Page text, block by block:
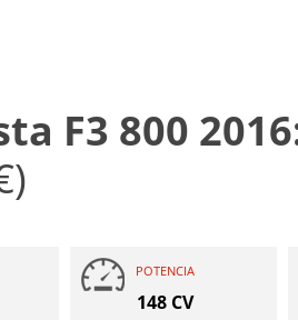
F3 800
POTENCIA
148 CV